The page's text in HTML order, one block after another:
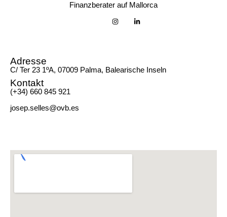
Finanzberater auf Mallorca
Adresse
C/ Ter 23 1ºA, 07009 Palma, Balearische Inseln
Kontakt
(+34) 660 845 921
josep.selles@ovb.es